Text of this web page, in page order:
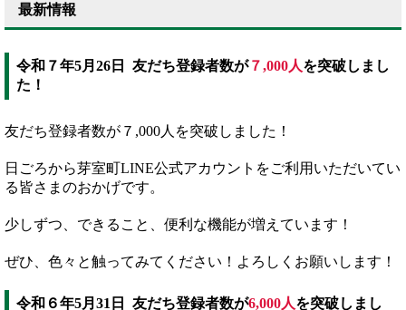
最新情報
令和７年5月26日 友だち登録者数が７,000人を突破しまし
た！
友だち登録者数が７,000人を突破しました！
日ごろから芽室町LINE公式アカウントをご利用いただいてい
る皆さまのおかげです。
少しずつ、できること、便利な機能が増えています！
ぜひ、色々と触ってみてください！よろしくお願いします！
令和６年5月31日 友だち登録者数が6,000人を突破しまし